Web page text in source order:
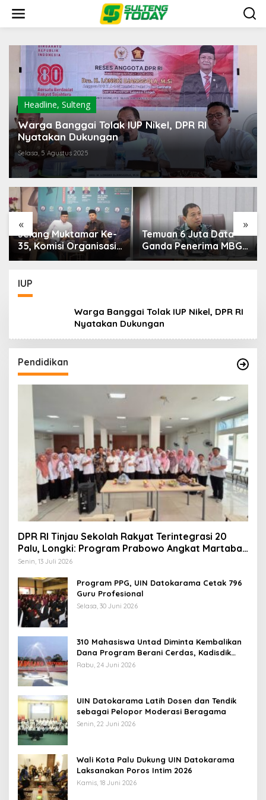
konten
Headline, Sulteng
Warga Banggai Tolak IUP Nikel, DPR RI
Nyatakan Dukungan
Selasa, 5 Agustus 2025
« »
Temuan 6 Juta Data
Ganda Penerima MBG,
Komisi IX: Tindak
Pemerintah Diminta
Mengkaji Rencana
Kenaikan Gaji Kepala
IUP
Warga Banggai Tolak IUP Nikel, DPR RI
Nyatakan Dukungan
Pendidikan
DPR RI Tinjau Sekolah Rakyat Terintegrasi 20
Palu, Longki: Program Prabowo Angkat Martabat
Anak Miskin
Senin, 13 Juli 2026
Program PPG, UIN Datokarama Cetak 796
Guru Profesional
Selasa, 30 Juni 2026
310 Mahasiswa Untad Diminta Kembalikan
Dana Program Berani Cerdas, Kadisdik
Sulteng: Tidak Boleh Terima Beasiswa
Rabu, 24 Juni 2026
UIN Datokarama Latih Dosen dan Tendik
sebagai Pelopor Moderasi Beragama
Senin, 22 Juni 2026
Wali Kota Palu Dukung UIN Datokarama
Laksanakan Poros Intim 2026
Kamis, 18 Juni 2026